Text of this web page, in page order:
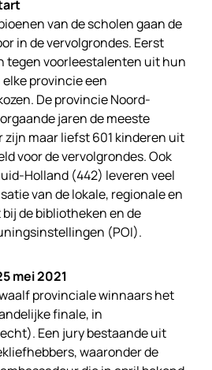
van de scholen gaan de
in de vervolgrondes. Eerst
tegen voorleestalenten uit hun
provincie een
De provincie Noord-
jaren de meeste
maar liefst 601 kinderen uit
voor de vervolgrondes. Ook
Holland (442) leveren veel
van de lokale, regionale en
de bibliotheken en de
(POI).
mei 2021
provinciale winnaars het
finale, in
Een jury bestaande uit
waaronder de